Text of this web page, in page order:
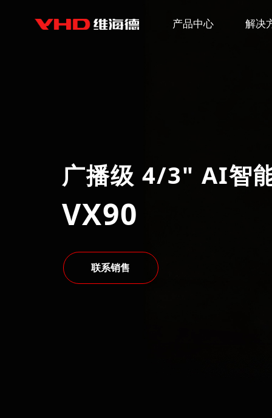
产品中心 解决
广播级 4/3" AI智
VX90
联系销售